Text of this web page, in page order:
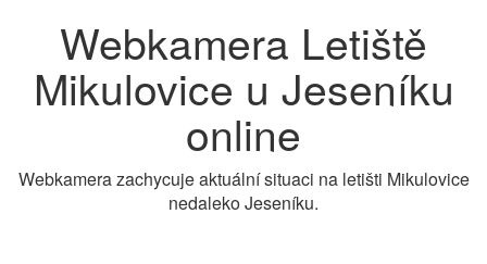
Webkamera Letiště
Mikulovice u Jeseníku
online
Webkamera zachycuje aktuální situaci na letišti Mikulovice
nedaleko Jeseníku.